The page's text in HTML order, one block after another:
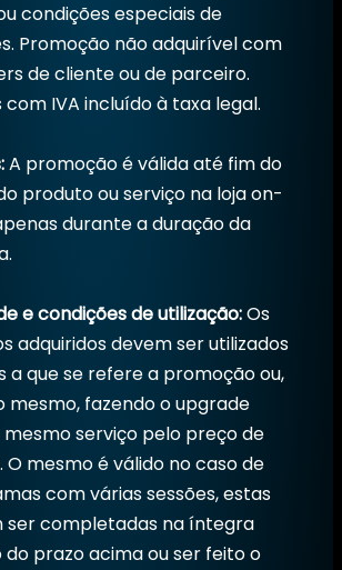
condições especiais de
Promoção não adquirível com
de cliente ou de parceiro.
com IVA incluído à taxa legal.
A promoção é válida até fim do
produto ou serviço na loja on-
durante a duração da
e condições de utilização:Os
adquiridos devem ser utilizados
a que se refere a promoção ou,
mesmo, fazendo o upgrade
serviço pelo preço de
O mesmo é válido no caso de
com várias sessões, estas
ser completadas na íntegra
prazo acima ou ser feito o